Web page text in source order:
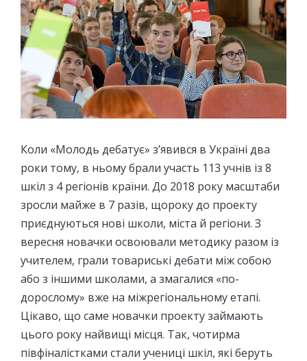
Коли «Молодь дебатує» з’явився в Україні два
роки тому, в ньому брали участь 113 учнів із 8
шкіл з 4 регіонів країни. До 2018 року масштаби
зросли майже в 7 разів, щороку до проекту
приєднуються нові школи, міста й регіони. З
вересня новачки освоювали методику разом із
учителем, грали товариські дебати між собою
або з іншими школами, а змагалися «по-
дорослому» вже на міжрегіональному етапі.
Цікаво, що саме новачки проекту займають
цього року найвищі місця. Так, чотирма
півфіналістками стали учениці шкіл, які беруть